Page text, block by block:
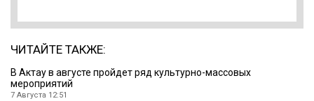
ЧИТАЙТЕ ТАКЖЕ:
В Актау в августе пройдет ряд культурно-массовых
мероприятий
7 Августа 12:51